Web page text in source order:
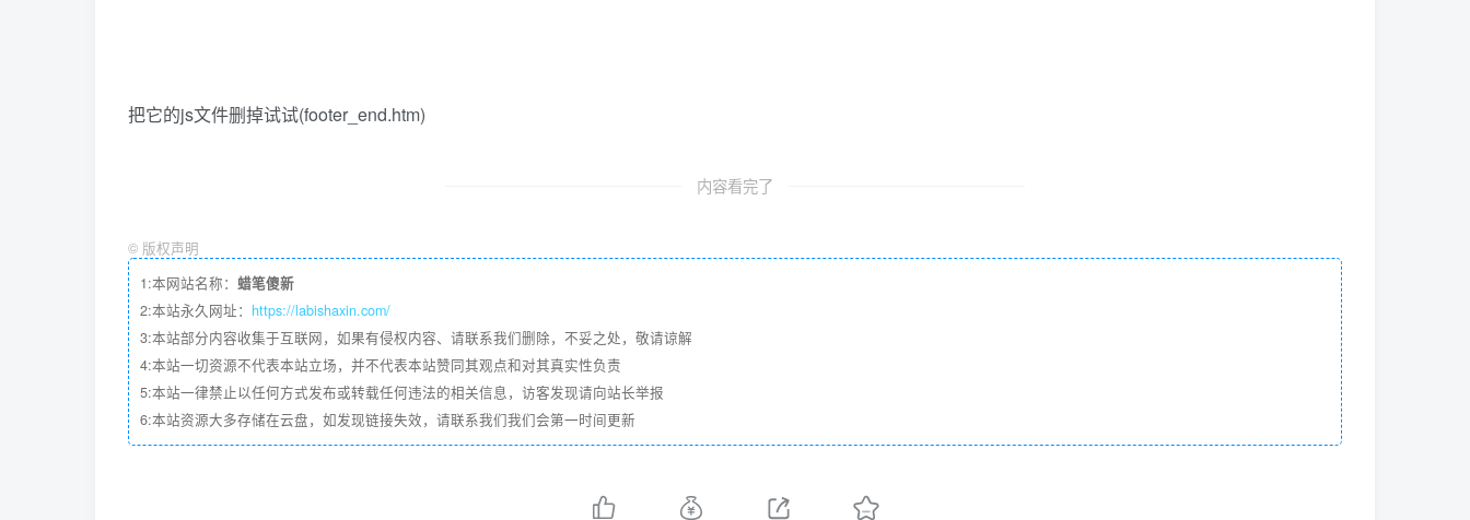
把它的js文件删掉试试(footer_end.htm)
内容看完了
© 版权声明
1:本网站名称： 蜡笔傻新
2:本站永久网址： https://labishaxin.com/
3:本站部分内容收集于互联网，如果有侵权内容、请联系我们删除，不妥之处，敬请谅解
4:本站一切资源不代表本站立场，并不代表本站赞同其观点和对其真实性负责
5:本站一律禁止以任何方式发布或转载任何违法的相关信息，访客发现请向站长举报
6:本站资源大多存储在云盘，如发现链接失效，请联系我们我们会第一时间更新